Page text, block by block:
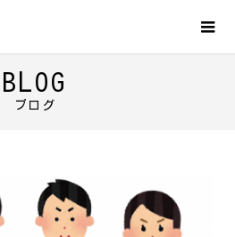
BLOG
ブログ